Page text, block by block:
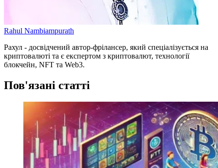
Rahul Nambiampurath
Рахул - досвідчений автор-фрілансер, який спеціалізується на
криптовалюті та є експертом з криптовалют, технології
блокчейн, NFT та Web3.
Пов'язані статті